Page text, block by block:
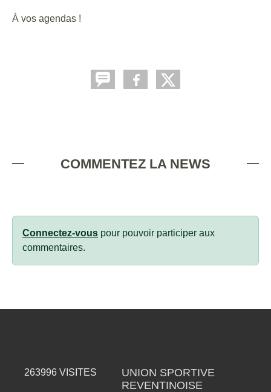
À vos agendas !
COMMENTEZ LA NEWS
Connectez-vous pour pouvoir participer aux
commentaires.
263996 VISITES
UNION SPORTIVE
REVENTINOISE